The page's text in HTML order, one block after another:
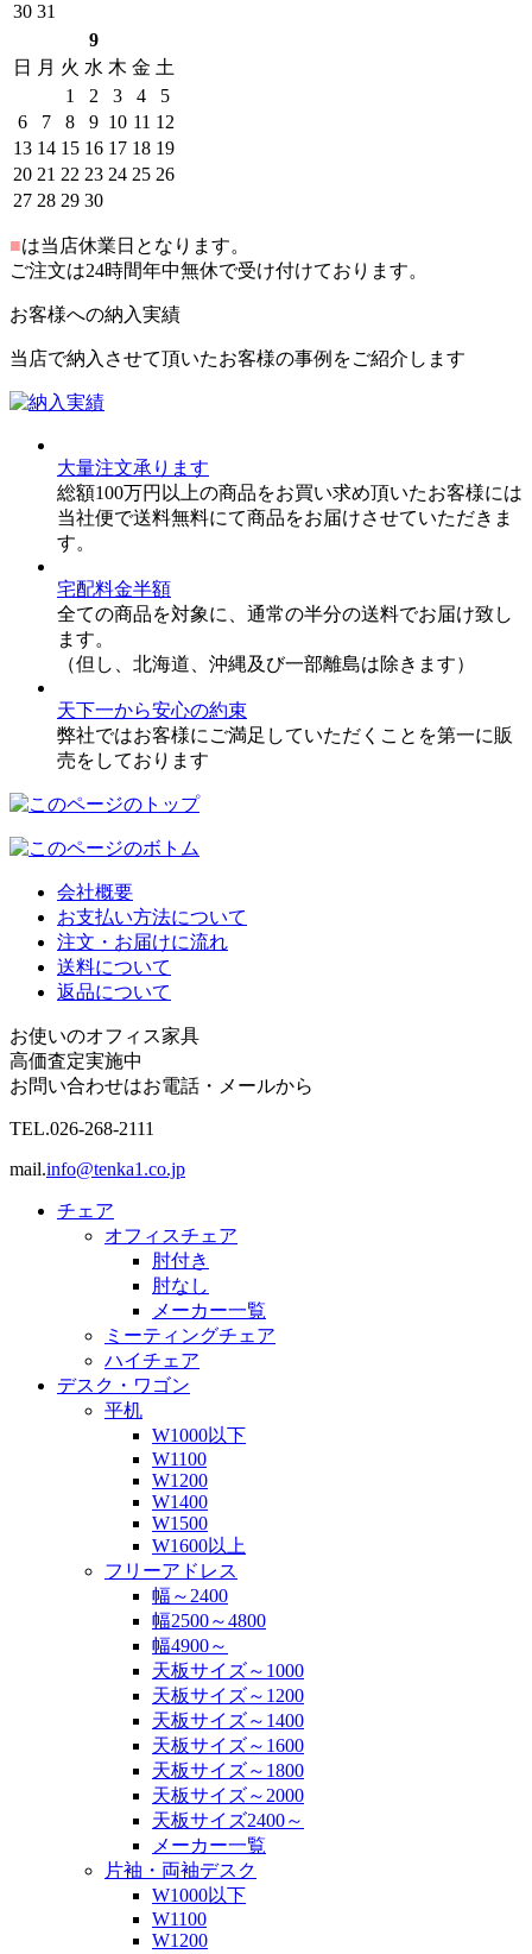
30 31
9
日
月 火 水 木 金 土
1
2 3 4
5
6
7 8 9 10 11 12
13 14 15 16 17 18 19
20 21 22 23 24 25 26
27 28 29 30
■は当店休業日となります。
ご注文は24時間年中無休で受け付けております。
お客様への納入実績
当店で納入させて頂いたお客様の事例をご紹介します
大量注文承ります
総額100万円以上の商品をお買い求め頂いたお客様には
当社便で送料無料にて商品をお届けさせていただきま
す。
宅配料金半額
全ての商品を対象に、通常の半分の送料でお届け致し
ます。
（但し、北海道、沖縄及び一部離島は除きます）
天下一から安心の約束
弊社ではお客様にご満足していただくことを第一に販
売をしております
会社概要
お支払い方法について
注文・お届けに流れ
送料について
返品について
お使いのオフィス家具
高価査定実施中
お問い合わせはお電話・メールから
TEL.026-268-2111
mail.info@tenka1.co.jp
チェア
オフィスチェア
肘付き
肘なし
メーカー一覧
ミーティングチェア
ハイチェア
デスク・ワゴン
平机
W1000以下
W1100
W1200
W1400
W1500
W1600以上
フリーアドレス
幅～2400
幅2500～4800
幅4900～
天板サイズ～1000
天板サイズ～1200
天板サイズ～1400
天板サイズ～1600
天板サイズ～1800
天板サイズ～2000
天板サイズ2400～
メーカー一覧
片袖・両袖デスク
W1000以下
W1100
W1200